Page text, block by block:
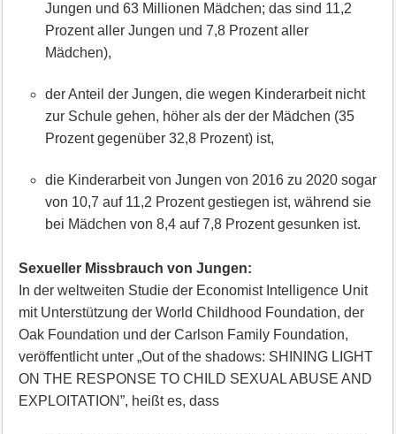
Jungen und 63 Millionen Mädchen; das sind 11,2
Prozent aller Jungen und 7,8 Prozent aller
Mädchen),
der Anteil der Jungen, die wegen Kinderarbeit nicht
zur Schule gehen, höher als der der Mädchen (35
Prozent gegenüber 32,8 Prozent) ist,
die Kinderarbeit von Jungen von 2016 zu 2020 sogar
von 10,7 auf 11,2 Prozent gestiegen ist, während sie
bei Mädchen von 8,4 auf 7,8 Prozent gesunken ist.
Sexueller Missbrauch von Jungen:
In der weltweiten Studie der Economist Intelligence Unit
mit Unterstützung der World Childhood Foundation, der
Oak Foundation und der Carlson Family Foundation,
veröffentlicht unter „Out of the shadows: SHINING LIGHT
ON THE RESPONSE TO CHILD SEXUAL ABUSE AND
EXPLOITATION”, heißt es, dass